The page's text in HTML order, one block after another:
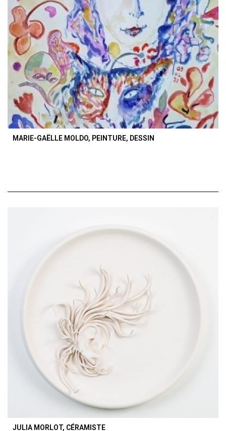
MARIE-GAËLLE MOLDO, PEINTURE, DESSIN
JULIA MORLOT, CÉRAMISTE